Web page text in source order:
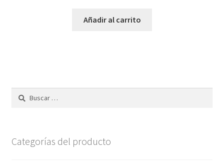
Añadir al carrito
Buscar:
Categorías del producto